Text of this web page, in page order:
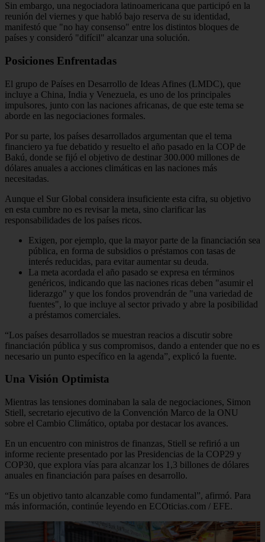
Sin embargo, una negociadora latinoamericana que participó en la
reunión del viernes y que habló bajo reserva de su identidad,
manifestó que "no hay consenso" entre los distintos bloques de
países y consideró "difícil" alcanzar una solución.
Posiciones Enfrentadas
El grupo de Países en Desarrollo de Ideas Afines (LMDC), que
incluye a China, India y Venezuela, es uno de los principales
impulsores, junto con las naciones africanas, de que este tema se
aborde en las negociaciones formales.
Por su parte, los países desarrollados argumentan que el tema
financiero ya fue debatido y resuelto el año pasado en la COP de
Bakú, donde se fijó el objetivo de destinar 300.000 millones de
dólares anuales a acciones climáticas en las naciones más
necesitadas.
Aunque el Sur Global considera insuficiente esta cifra, su objetivo
en esta cumbre no es revisar la meta, sino clarificar las
responsabilidades de los países ricos.
Exigen, por ejemplo, que la mayor parte de la financiación sea
pública, en forma de subsidios o préstamos con tasas de
interés reducidas, para evitar aumentar su deuda.
La meta acordada el año pasado se expresa en términos
genéricos, indicando que las naciones ricas deben "asumir el
liderazgo" y que los fondos provendrán de "una variedad de
fuentes", lo que incluye al sector privado y abre la posibilidad
a préstamos comerciales.
“Los países desarrollados se muestran reacios a discutir sobre
financiación pública y sus compromisos, dando a entender que no es
necesario un punto específico en la agenda”, explicó la fuente.
Una Visión Optimista
Mientras las tensiones dominaban la sala de negociaciones, Simon
Stiell, secretario ejecutivo de la Convención Marco de la ONU
sobre el Cambio Climático, optaba por destacar los avances.
En un encuentro con ministros de finanzas, Stiell se refirió a un
informe reciente presentado por las Presidencias de la COP29 y
COP30, que explora vías para alcanzar los 1,3 billones de dólares
anuales en financiación para países en desarrollo.
“Es un objetivo tanto alcanzable como fundamental”, afirmó. Para
más información, continúe leyendo en ECOticias.com / EFE.